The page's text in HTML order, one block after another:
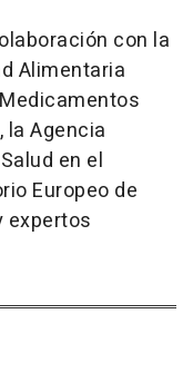
con la
Alimentaria
la Agencia
en el
Europeo de
expertos